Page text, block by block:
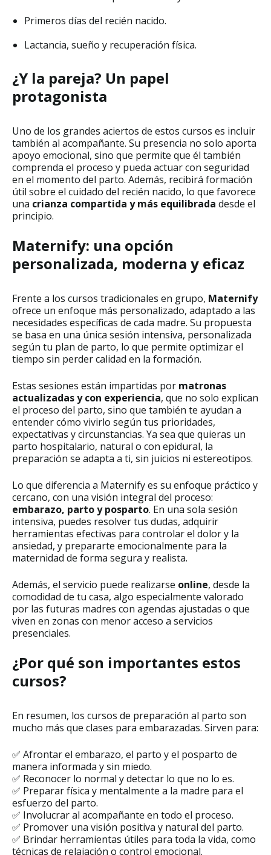
Primeros días del recién nacido.
Lactancia, sueño y recuperación física.
¿Y la pareja? Un papel
protagonista
Uno de los grandes aciertos de estos cursos es incluir
también al acompañante. Su presencia no solo aporta
apoyo emocional, sino que permite que él también
comprenda el proceso y pueda actuar con seguridad
en el momento del parto. Además, recibirá formación
útil sobre el cuidado del recién nacido, lo que favorece
una crianza compartida y más equilibrada desde el
principio.
Maternify: una opción
personalizada, moderna y eficaz
Frente a los cursos tradicionales en grupo, Maternify
ofrece un enfoque más personalizado, adaptado a las
necesidades específicas de cada madre. Su propuesta
se basa en una única sesión intensiva, personalizada
según tu plan de parto, lo que permite optimizar el
tiempo sin perder calidad en la formación.
Estas sesiones están impartidas por matronas
actualizadas y con experiencia, que no solo explican
el proceso del parto, sino que también te ayudan a
entender cómo vivirlo según tus prioridades,
expectativas y circunstancias. Ya sea que quieras un
parto hospitalario, natural o con epidural, la
preparación se adapta a ti, sin juicios ni estereotipos.
Lo que diferencia a Maternify es su enfoque práctico y
cercano, con una visión integral del proceso:
embarazo, parto y posparto. En una sola sesión
intensiva, puedes resolver tus dudas, adquirir
herramientas efectivas para controlar el dolor y la
ansiedad, y prepararte emocionalmente para la
maternidad de forma segura y realista.
Además, el servicio puede realizarse online, desde la
comodidad de tu casa, algo especialmente valorado
por las futuras madres con agendas ajustadas o que
viven en zonas con menor acceso a servicios
presenciales.
¿Por qué son importantes estos
cursos?
En resumen, los cursos de preparación al parto son
mucho más que clases para embarazadas. Sirven para:
✅ Afrontar el embarazo, el parto y el posparto de
manera informada y sin miedo.
✅ Reconocer lo normal y detectar lo que no lo es.
✅ Preparar física y mentalmente a la madre para el
esfuerzo del parto.
✅ Involucrar al acompañante en todo el proceso.
✅ Promover una visión positiva y natural del parto.
✅ Brindar herramientas útiles para toda la vida, como
técnicas de relajación o control emocional.